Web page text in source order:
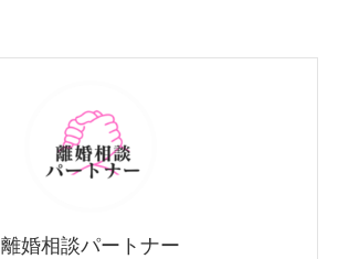
離婚相談パートナー